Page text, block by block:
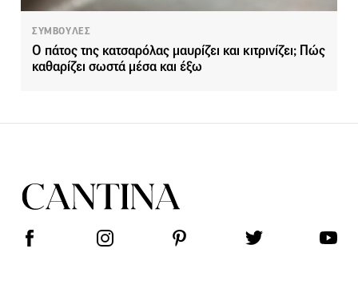
ΣΥΜΒΟΥΛΕΣ
Ο πάτος της κατσαρόλας μαυρίζει και κιτρινίζει; Πώς
καθαρίζει σωστά μέσα και έξω